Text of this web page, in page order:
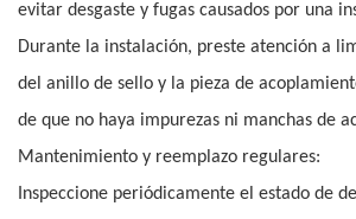
evitar desgaste y fugas causados por una
Durante la instalación, preste atención a
del anillo de sello y la pieza de
de que no haya impurezas ni manchas de
Mantenimiento y reemplazo regulares:
Inspeccione periódicamente el estado de